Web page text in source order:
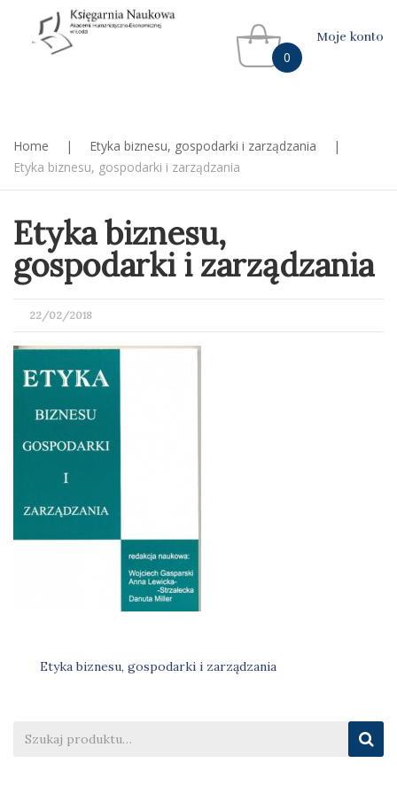
0
Moje konto
Home | Etyka biznesu, gospodarki i zarządzania
|
Etyka biznesu, gospodarki i zarządzania
Etyka biznesu,
gospodarki i zarządzania
POSTED
ON
22/02/2018
Nawigacja
wpisu
Etyka biznesu, gospodarki i zarządzania